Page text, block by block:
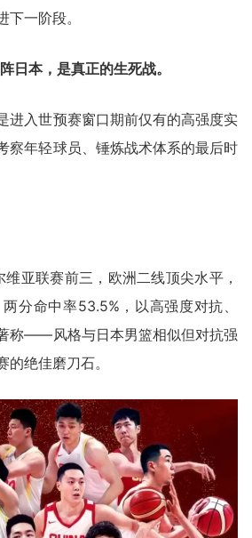
下一阶段。
日本，是真正的生死战。
进入世预赛窗口期前仅有的高强度实
察年轻球员、锤炼战术体系的最后时
亚联赛前三，欧洲二线顶尖水平，
分命中率53.5%，以高强度对抗、
称——风格与日本男篮相似但对抗强
绝佳磨刀石。